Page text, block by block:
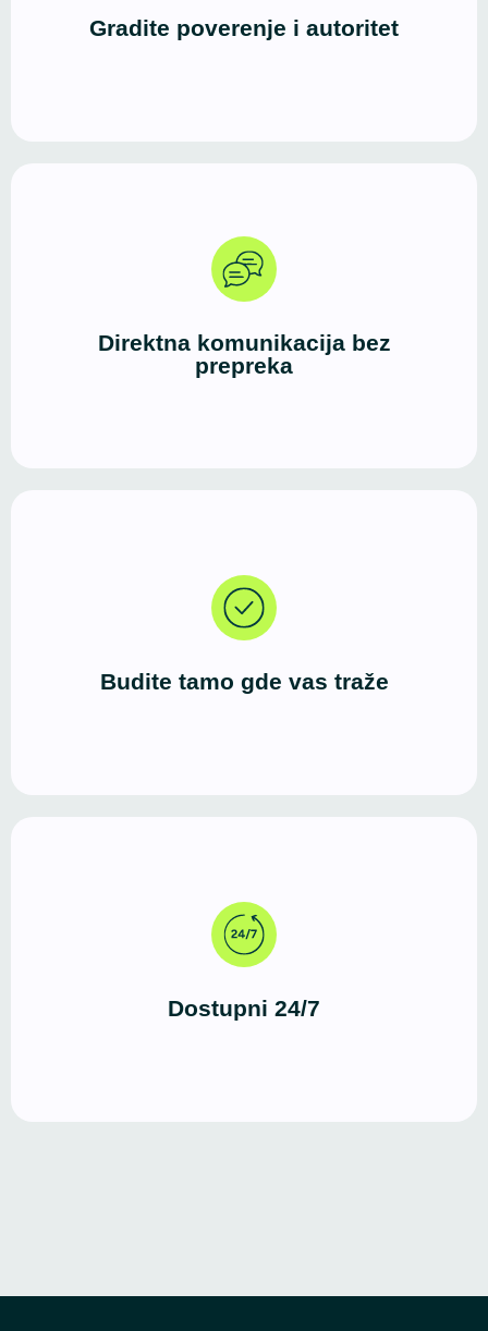
Gradite poverenje i autoritet
ka kontaktu ili kupovini.
Direktna komunikacija bez
prepreka
Dobar dizajn i čista struktura poruka stvaraju brz i
suvišnih koraka i lutanja.
Budite tamo gde vas traže
Danas većina korisnika započinje potragu za
uslugama, proizvodima ili informacijama upravo
putem interneta.
Dostupni 24/7
Za razliku od fizičkog prostora, WordPress sajt
radi neprekidno. Vašu ponudu mogu da istraže u
bilo koje vreme, sa bilo kog uređaja.